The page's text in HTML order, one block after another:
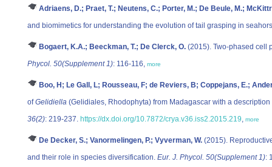
Adriaens, D.; Praet, T.; Neutens, C.; Porter, M.; De Beule, M.;
and biomimetics for understanding the evolution of tail grasping in
Bogaert, K.A.; Beeckman, T.; De Clerck, O. (2015). Two-phased cell
Phycol. 50(Supplement 1): 116-116, more
Boo, H; Le Gall, L; Rousseau, F; de Reviers, B; Coppejans, E.;
ofGelidiella (Gelidiales, Rhodophyta) from Madagascar with a
36(2): 219-237. https://dx.doi.org/10.7872/crya.v36.iss2.2015.219, more
De Decker, S.; Vanormelingen, P.; Vyverman, W. (2015).
and their role in species diversification. Eur. J. Phycol. 50(Supplement 1):